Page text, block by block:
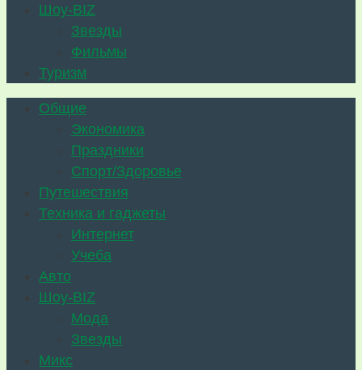
Шоу-BIZ
Звезды
Фильмы
Туризм
Общие
Экономика
Праздники
Спорт/Здоровье
Путешествия
Техника и гаджеты
Интернет
Учеба
Авто
Шоу-BIZ
Мода
Звезды
Микс